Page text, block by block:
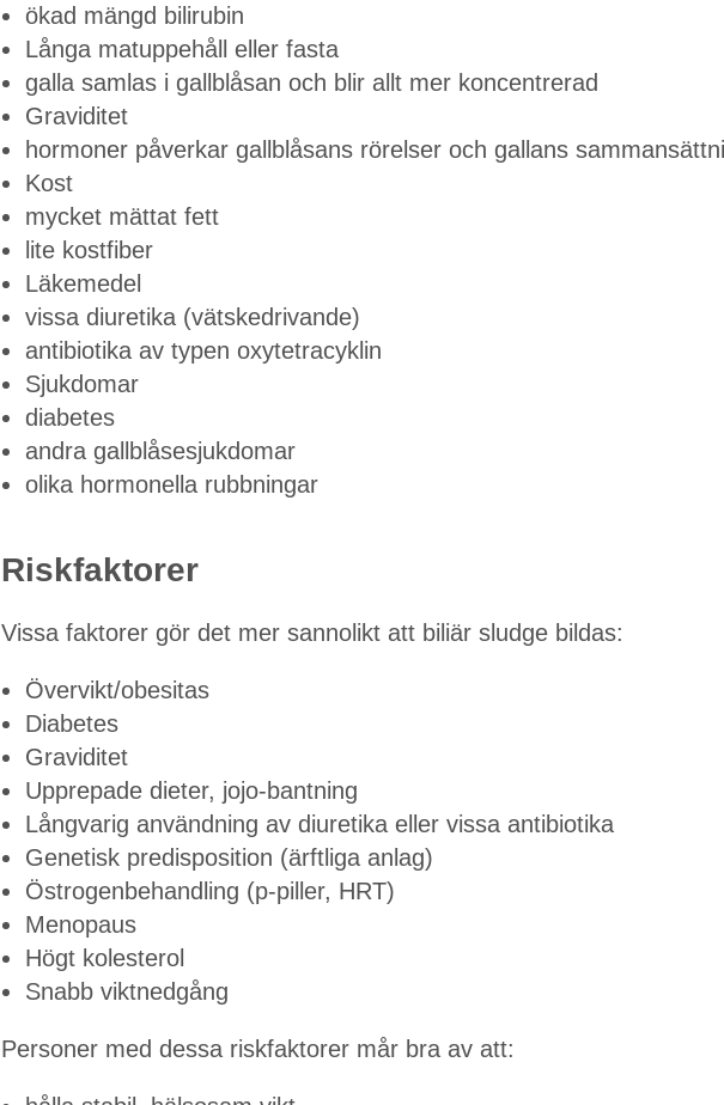
ökad mängd bilirubin
Långa matuppehåll eller fasta
galla samlas i gallblåsan och blir allt mer koncentrerad
Graviditet
hormoner påverkar gallblåsans rörelser och gallans
Kost
mycket mättat fett
lite kostfiber
Läkemedel
vissa diuretika (vätskedrivande)
antibiotika av typen oxytetracyklin
Sjukdomar
diabetes
andra gallblåsesjukdomar
olika hormonella rubbningar
Riskfaktorer
Vissa faktorer gör det mer sannolikt att biliär sludge bildas:
Övervikt/obesitas
Diabetes
Graviditet
Upprepade dieter, jojo-bantning
Långvarig användning av diuretika eller vissa antibiotika
Genetisk predisposition (ärftliga anlag)
Östrogenbehandling (p-piller, HRT)
Menopaus
Högt kolesterol
Snabb viktnedgång
Personer med dessa riskfaktorer mår bra av att: